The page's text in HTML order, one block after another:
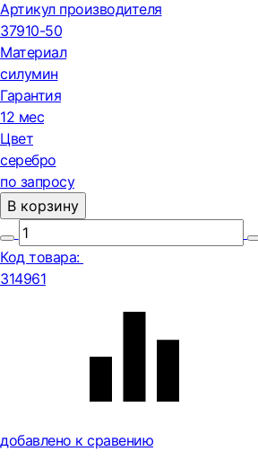
Артикул производителя
37910-50
Материал
силумин
Гарантия
12 мес
Цвет
серебро
по запросу
В корзину
Код товара:
314961
добавлено к сравению